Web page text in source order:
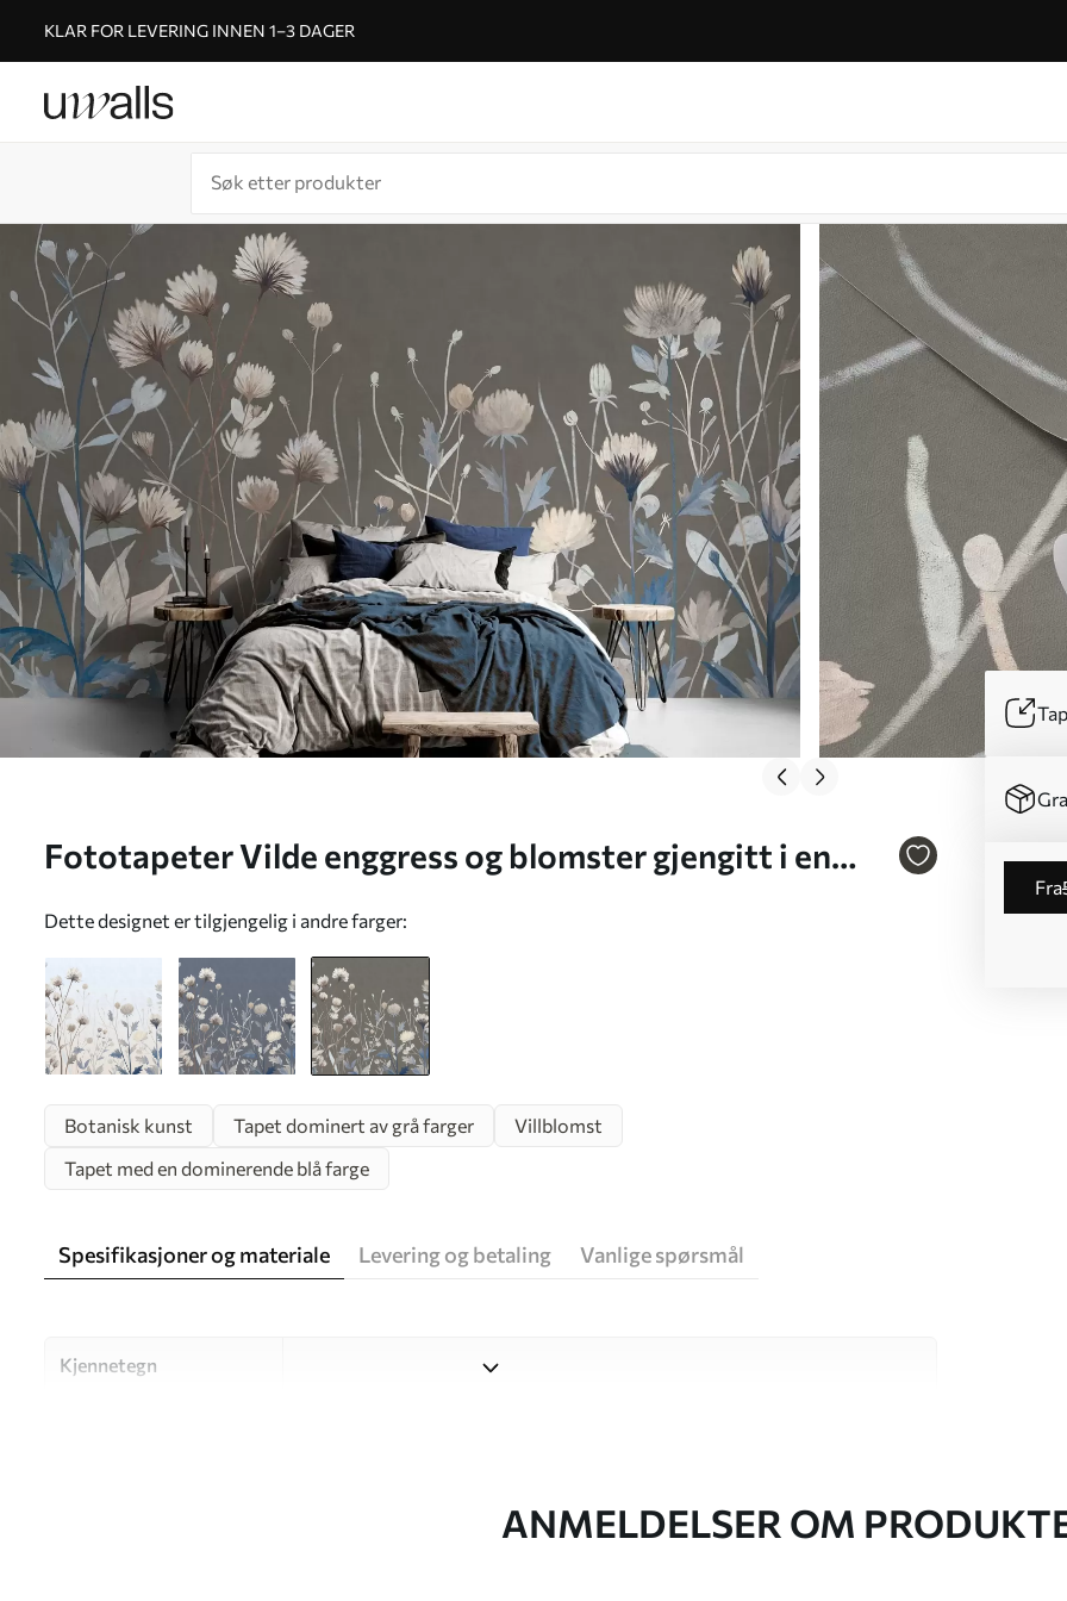
KLAR FOR LEVERING INNEN 1–3 DAGER
Fototapeter Vilde enggress og blomster gjengitt i en
Dette designet er tilgjengelig i andre farger:
fra
Botanisk kunst Tapet dominert av grå farger
Villblomst
Tapet med en dominerende blå farge
Spesifikasjoner og materiale Levering og betaling Vanlige spørsmål
Kjennetegn
ANMELDELSER OM